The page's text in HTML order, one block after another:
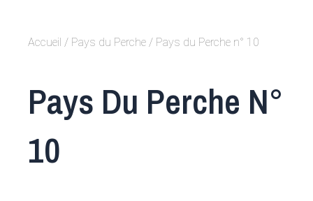
Accueil / Pays du Perche / Pays du Perche n° 10
Pays Du Perche N°
10